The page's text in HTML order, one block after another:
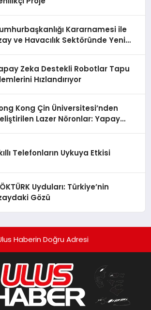
Kararnamesi ile
ve Havacılık Sektöründe Yeni
Zeka Destekli Robotlar Tapu
Hızlandırıyor
Kong Çin Üniversitesi’nden
Lazer Nöronlar: Yapay
Telefonların Uykuya Etkisi
Uyduları: Türkiye’nin
Gözü
Haberin Doğru Adresi